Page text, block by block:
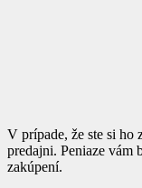
V prípade, že ste si
predajni. Peniaze vám
zakúpení.